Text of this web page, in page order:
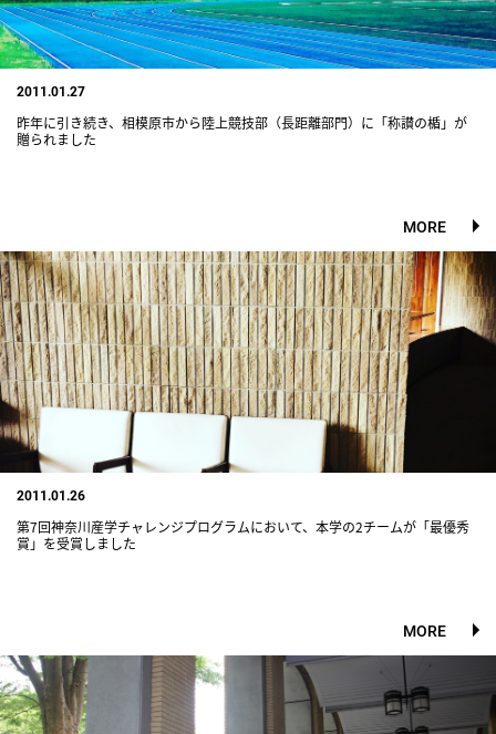
2011.01.27
昨年に引き続き、相模原市から陸上競技部（長距離部門）に「称讃の楯」が
贈られました
MORE
2011.01.26
第7回神奈川産学チャレンジプログラムにおいて、本学の2チームが「最優秀
賞」を受賞しました
MORE